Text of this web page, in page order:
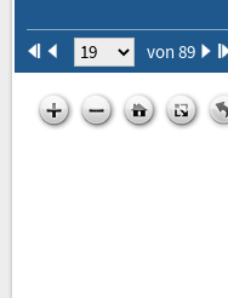
von 89